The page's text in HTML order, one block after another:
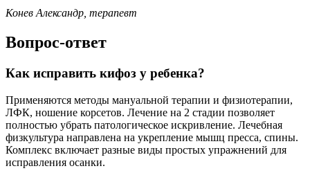
Конев Александр, терапевт
Вопрос-ответ
Как исправить кифоз у ребенка?
Применяются методы мануальной терапии и физиотерапии,
ЛФК, ношение корсетов. Лечение на 2 стадии позволяет
полностью убрать патологическое искривление. Лечебная
физкультура направлена на укрепление мышц пресса, спины.
Комплекс включает разные виды простых упражнений для
исправления осанки.